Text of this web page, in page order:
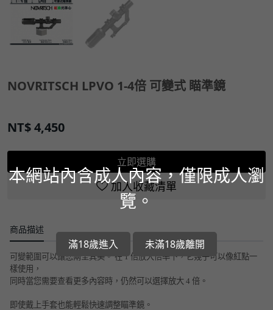
NOVRITSCH LPVO 1-4倍 可變式 瞄準鏡
NT$4,450
立即選購
加入收藏清單
商品描述
可變範圍可以讓您兩全其美。 在 1 倍放大倍率下，它幾乎可以像紅點一
樣使用，
同時當您需要查看更多內容時，仍然可以選擇放大 4 倍。
即使戴上手套也能輕鬆快速調整瞄準鏡。
本網站內含成人內容，僅限成人瀏
覽。
滿18歲進入 未滿18歲離開